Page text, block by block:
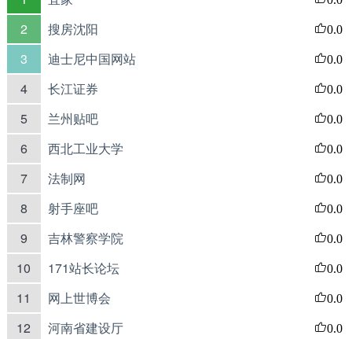
2 搜房沈阳 0.0
3 迪士尼中国网站 0.0
4 长江证券 0.0
5 兰州贴吧 0.0
6 西北工业大学 0.0
7 法制网 0.0
8 射手座吧 0.0
9 吉林警察学院 0.0
10 171站长论坛 0.0
11 网上世博会 0.0
12 河南省建设厅 0.0